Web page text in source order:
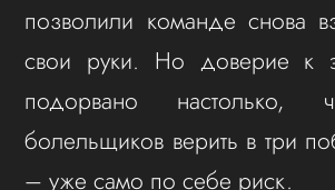
позволили команде снова
свои руки. Но доверие к
подорвано настолько,
болельщиков верить в три
– уже само по себе риск.